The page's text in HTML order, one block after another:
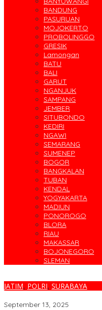
BANDUNG
PASURUAN
MOJOKERTO
PROBOLINGGO
GRESIK
Lamongan
BATU
BALI
GARUT
NGANJUK
SAMPANG
JEMBER
SITUBONDO
KEDIRI
NGAWI
SEMARANG
SUMENEP
BOGOR
BANGKALAN
TUBAN
KENDAL
YOGYAKARTA
MADIUN
PONOROGO
BLORA
RIAU
MAKASSAR
BOJONEGORO
SLEMAN
JATIM, POLRI, SURABAYA
September 13, 2025